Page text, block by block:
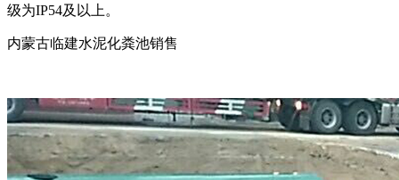
级为IP54及以上。
内蒙古临建水泥化粪池销售